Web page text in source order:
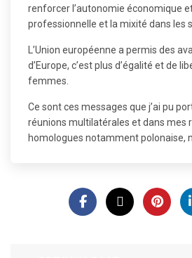
renforcer l’autonomie économique
professionnelle et la mixité dans les
L’Union européenne a permis des
d’Europe, c’est plus d’égalité et de
femmes.
Ce sont ces messages que j’ai pu
réunions multilatérales et dans mes
homologues notamment polonaise,